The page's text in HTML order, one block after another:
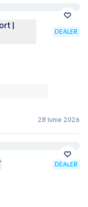
|
DEALER
28 Iunie 2026
DEALER